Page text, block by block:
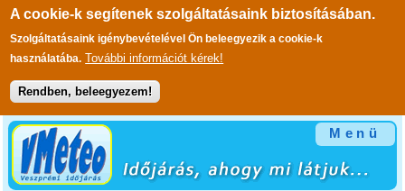
A cookie-k segítenek szolgáltatásaink biztosításában.
Szolgáltatásaink igénybevételével Ön beleegyezik a cookie-k
használatába. További információt kérek!
Rendben, beleegyezem!
Ugrás a tartalomra
Menü